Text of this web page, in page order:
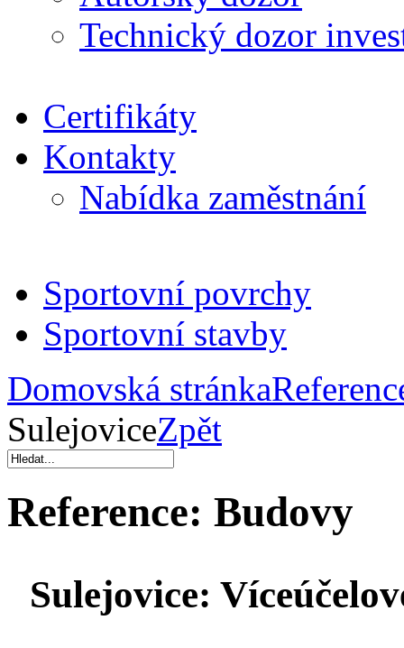
Technický dozor
Certifikáty
Kontakty
Nabídka zaměstnání
Sportovní povrchy
Sportovní stavby
Domovská stránka
SulejoviceZpět
Reference: Budovy
Sulejovice: